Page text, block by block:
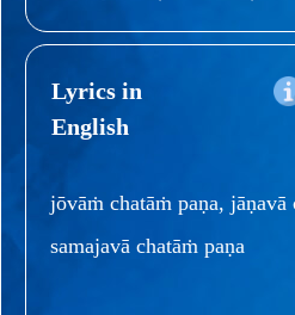
Lyrics in
English
jōvāṁ chatāṁ paṇa, jāṇavā
samajavā chatāṁ paṇa